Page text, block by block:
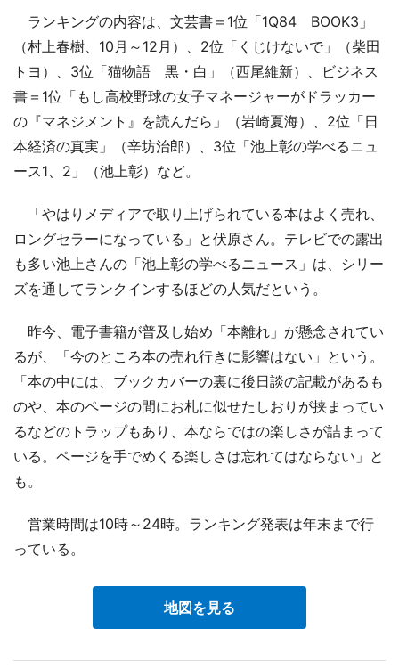
ランキングの内容は、文芸書＝1位「1Q84 BOOK3」
（村上春樹、10月～12月）、2位「くじけないで」（柴田
トヨ）、3位「猫物語 黒・白」（西尾維新）、ビジネス
書＝1位「もし高校野球の女子マネージャーがドラッカー
の『マネジメント』を読んだら」（岩崎夏海）、2位「日
本経済の真実」（辛坊治郎）、3位「池上彰の学べるニュ
ース1、2」（池上彰）など。
「やはりメディアで取り上げられている本はよく売れ、
ロングセラーになっている」と伏原さん。テレビでの露出
も多い池上さんの「池上彰の学べるニュース」は、シリー
ズを通してランクインするほどの人気だという。
昨今、電子書籍が普及し始め「本離れ」が懸念されてい
るが、「今のところ本の売れ行きに影響はない」という。
「本の中には、ブックカバーの裏に後日談の記載があるも
のや、本のページの間にお札に似せたしおりが挟まってい
るなどのトラップもあり、本ならではの楽しさが詰まって
いる。ページを手でめくる楽しさは忘れてはならない」と
も。
営業時間は10時～24時。ランキング発表は年末まで行
っている。
地図を見る